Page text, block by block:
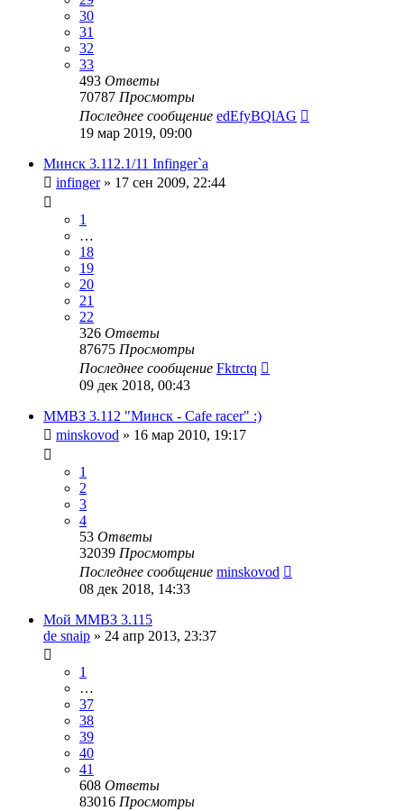
30
31
32
33
493 Ответы
70787 Просмотры
Последнее сообщение edEfyBQlAG
19 мар 2019, 09:00
Минск 3.112.1/11 Infinger`а
infinger» 17 сен 2009, 22:44
1
…
18
19
20
21
22
326 Ответы
87675 Просмотры
Последнее сообщение Fktrctq
09 дек 2018, 00:43
ММВЗ 3.112 "Минск - Cafe racer" :)
minskovod » 16 мар 2010, 19:17
1
2
3
4
53 Ответы
32039 Просмотры
Последнее сообщение minskovod
08 дек 2018, 14:33
Мой ММВЗ 3.115
de snaip » 24 апр 2013, 23:37
1
…
37
38
39
40
41
608 Ответы
83016 Просмотры